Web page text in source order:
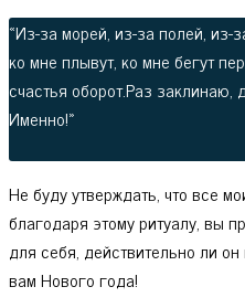
«Из-за морей, из-за полей, из-
ко мне плывут, ко мне бегут
счастья оборот.Раз
Именно!»
Не буду утверждать, что все
благодаря этому ритуалу, вы
для себя, действительно ли
вам Нового года!